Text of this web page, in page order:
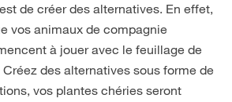
de créer des alternatives. En effet,
vos animaux de compagnie
à jouer avec le feuillage de
des alternatives sous forme de
vos plantes chéries seront